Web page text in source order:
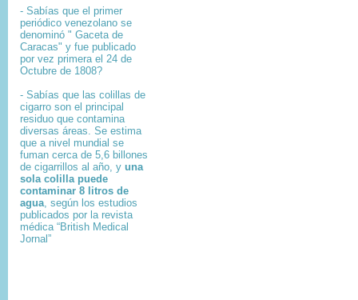
- Sabías que el primer
periódico venezolano se
denominó " Gaceta de
Caracas" y fue publicado
por vez primera el 24 de
Octubre de 1808?
- Sabías que l as colillas de
cigarro son el principal
residuo que contamina
diversas áreas. Se estima
que a nivel mundial se
fuman cerca de 5,6 billones
de cigarrillos al año, y una
sola colilla puede
contaminar 8 litros de
agua, según los estudios
publicados por la revista
médica “British Medical
Jornal”